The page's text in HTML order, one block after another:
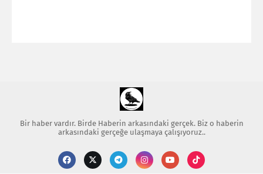
Bir haber vardır. Birde Haberin arkasındaki gerçek. Biz o haberin
arkasındaki gerçeğe ulaşmaya çalışıyoruz..